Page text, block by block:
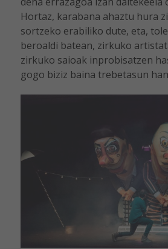
Hortaz, karabana ahaztu hura
sortzeko erabiliko dute, eta,
beroaldi batean, zirkuko
zirkuko saioak inprobisatzen
gogo biziz baina trebetasun